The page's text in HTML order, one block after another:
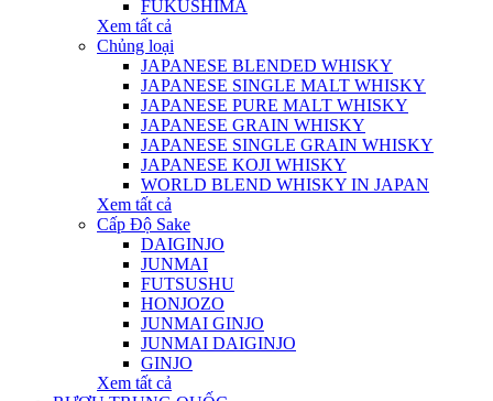
FUKUSHIMA
Xem tất cả
Chủng loại
JAPANESE BLENDED WHISKY
JAPANESE SINGLE MALT WHISKY
JAPANESE PURE MALT WHISKY
JAPANESE GRAIN WHISKY
JAPANESE SINGLE GRAIN WHISKY
JAPANESE KOJI WHISKY
WORLD BLEND WHISKY IN JAPAN
Xem tất cả
Cấp Độ Sake
DAIGINJO
JUNMAI
FUTSUSHU
HONJOZO
JUNMAI GINJO
JUNMAI DAIGINJO
GINJO
Xem tất cả